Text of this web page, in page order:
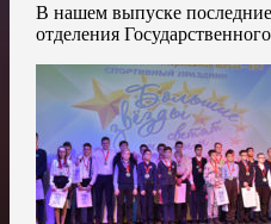
В нашем выпуске последние
отделения